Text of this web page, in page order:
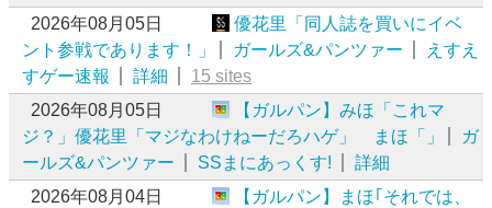
2026年08月05日
優花里「同人誌を買いにイベ
ント参戦であります！」
ガールズ&パンツァー
えすえ
すゲー速報
詳細
15 sites
2026年08月05日
【ガルパン】みほ「これマ
ジ？」優花里「マジなわけねーだろハゲ」 まほ「」
ガ
ールズ&パンツァー
SSまにあっくす!
詳細
2026年08月04日
【ガルパン】まほ｢それでは、